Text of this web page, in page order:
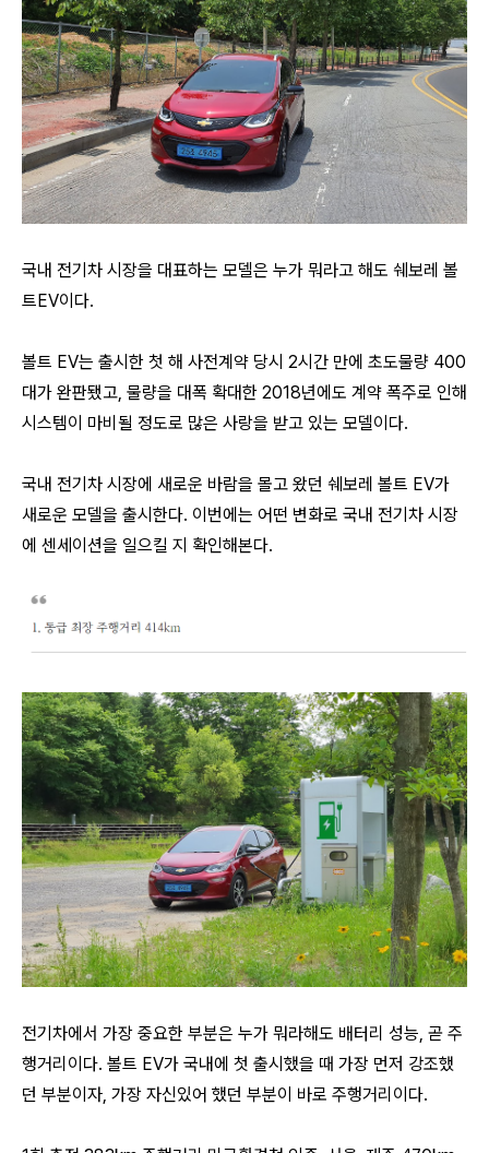
국내 전기차 시장을 대표하는 모델은 누가 뭐라고 해도 쉐보레 볼
트EV이다.
볼트 EV는 출시한 첫 해 사전계약 당시 2시간 만에 초도물량 400
대가 완판됐고, 물량을 대폭 확대한 2018년에도 계약 폭주로 인해
시스템이 마비될 정도로 많은 사랑을 받고 있는 모델이다.
국내 전기차 시장에 새로운 바람을 몰고 왔던 쉐보레 볼트 EV가
새로운 모델을 출시한다. 이번에는 어떤 변화로 국내 전기차 시장
에 센세이션을 일으킬 지 확인해본다.
전기차에서 가장 중요한 부분은 누가 뭐라해도 배터리 성능, 곧 주
행거리이다. 볼트 EV가 국내에 첫 출시했을 때 가장 먼저 강조했
던 부분이자, 가장 자신있어 했던 부분이 바로 주행거리이다.